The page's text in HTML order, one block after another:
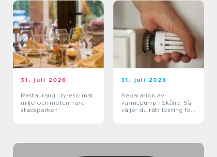
31. juli 2026
Restaurang i tyresö mat,
miljö och möten nära
stadsparken
31. juli 2026
Reparation av
värmepump i Skåne: Så
väljer du rätt lösning för